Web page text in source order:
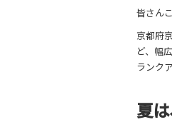
皆さん
京都府
ど、幅
ランク
夏